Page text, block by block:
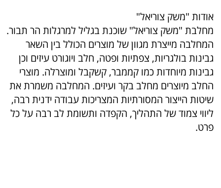
אודות "משק צוריאל"
מחלבת "משק צוריאל" שוכנת בגליל למרגלות הר תבור.
המחלבה מייצרת מגוון של מוצרים הכולל בין השאר
גבינות בולגריות, צפתיות ופטה, חלב ויוגורט עיזים וכן
גבינות מיוחדות כמו קממבר, קשקבל ומוצרלה. מוצרי
החלב מיוצרים מחלב בקר ועיזים. המחלבה משמרת את
שיטות הייצור המסורתיות המצריכות עבודה ידנית רבה,
ליווי צמוד של התהליך, הקפדה ותשומת לב רבה על כל
פרט.